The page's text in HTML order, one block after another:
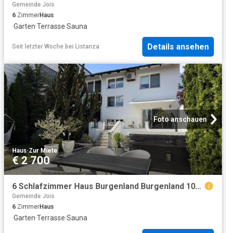
Gemeinde Jois
6 ZimmerHaus
·Garten·Terrasse·Sauna
Seit letzter Woche bei Listanza Details ansehen
Foto anschauen
Haus·Zur Miete
€ 2 700
6 Schlafzimmer Haus Burgenland Burgenland 104537650
Gemeinde Jois
6 ZimmerHaus
·Garten·Terrasse·Sauna